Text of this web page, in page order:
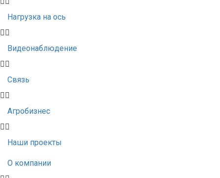
Нагрузка на ось
Видеонаблюдение
Связь
Агробизнес
Наши проекты
О компании